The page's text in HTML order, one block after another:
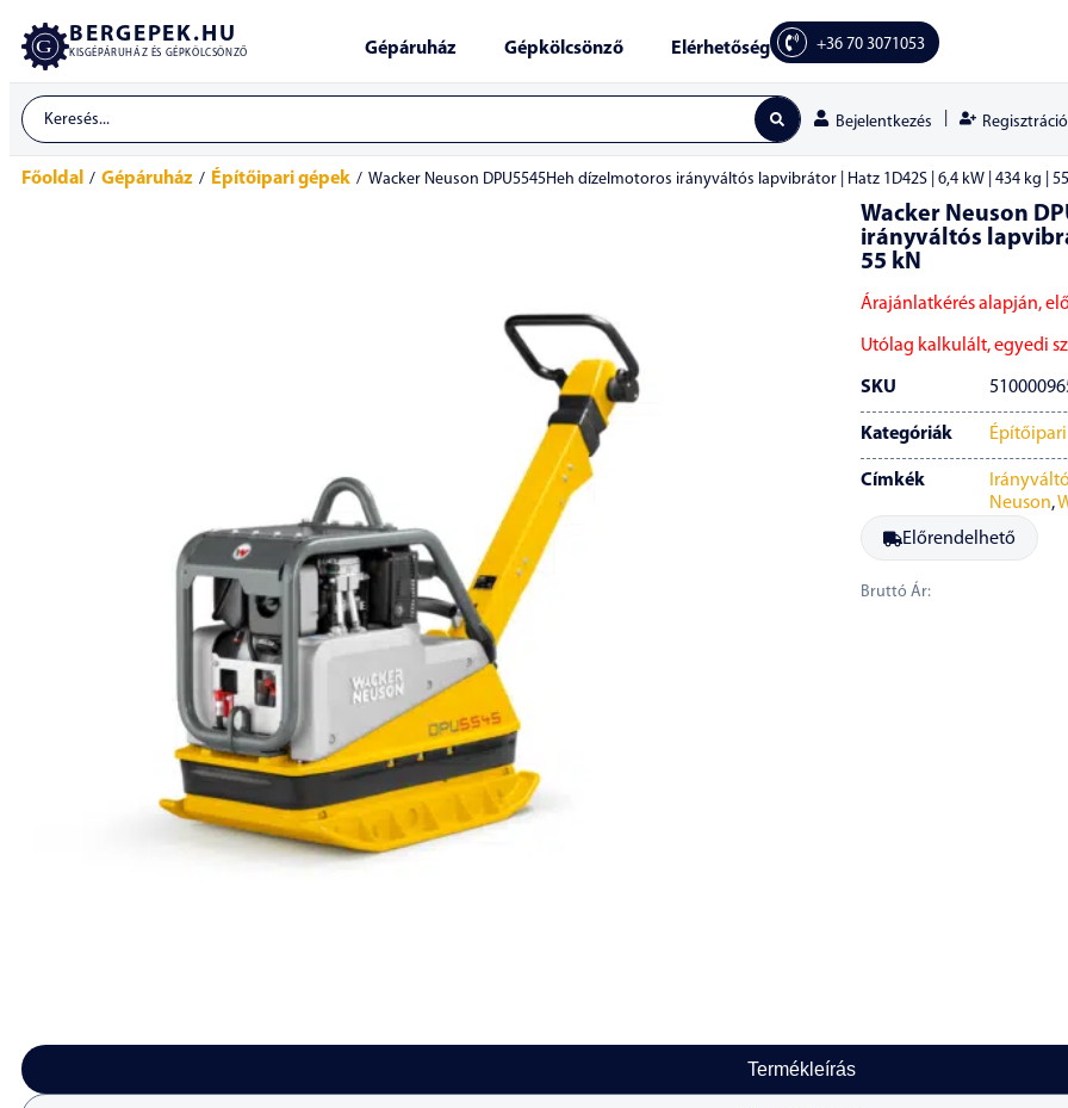
BERGEPEK.HU
KISGÉPÁRUHÁZ ÉS GÉPKÖLCSÖNZŐ Gépáruház Gépkölcsönző Elérhetőség +36 70 3071053
Bejelentkezés Regisztráció
Főoldal / Gépáruház / Építőipari gépek / Wacker Neuson DPU5545Heh dízelmotoros irányváltós lapvibrátor | Hatz 1D42S | 6,4 kW | 434 kg |
Wacker Neuson
irányváltós
55 kN
Árajánlatkérés alapján,
Utólag kalkulált, egyedi
SKU
Kategóriák
Címkék
Neuson,
Előrendelhető
Bruttó Ár:
Termékleírás